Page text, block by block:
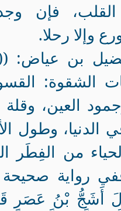
فإن
وإلا رحلا.
بن
الشقوة:
العين، وقلة
الدنيا، وطول
من الفِطَر
رواية صحيحة
أَشَجُّ بْنُ عَصَرٍ